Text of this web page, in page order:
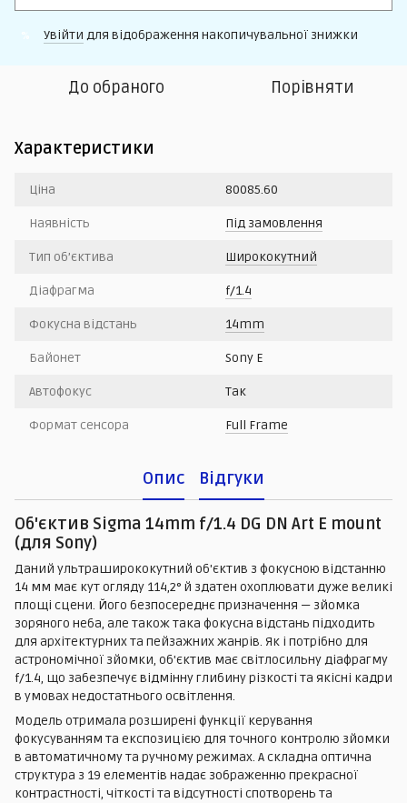
Увійти для відображення накопичувальної знижки
До обраного Порівняти
Характеристики
Ціна 80085.60
Наявність Під замовлення
Тип об’єктива Ширококутний
Діафрагма f/1.4
Фокусна відстань 14mm
Байонет Sony E
Автофокус Так
Формат сенсора Full Frame
Опис Відгуки
Об'єктив Sigma 14mm f/1.4 DG DN Art E mount
(для Sony)
Даний ультраширококутний об'єктив з фокусною відстанню
14 мм має кут огляду 114,2° й здатен охоплювати дуже великі
площі сцени. Його безпосереднє призначення — зйомка
зоряного неба, але також така фокусна відстань підходить
для архітектурних та пейзажних жанрів. Як і потрібно для
астрономічної зйомки, об'єктив має світлосильну діафрагму
f/1.4, що забезпечує відмінну глибину різкості та якісні кадри
в умовах недостатнього освітлення.
Модель отримала розширені функції керування
фокусуванням та експозицією для точного контролю зйомки
в автоматичному та ручному режимах. А складна оптична
структура з 19 елементів надає зображенню прекрасної
контрастності, чіткості та відсутності спотворень та